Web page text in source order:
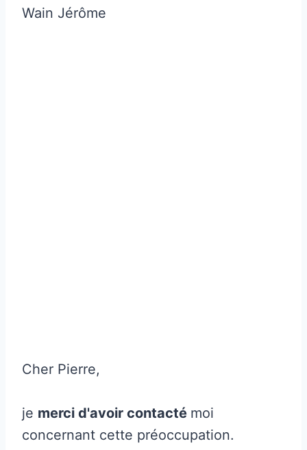
Wain Jérôme
Cher Pierre,
je merci d'avoir contacté moi
concernant cette préoccupation.